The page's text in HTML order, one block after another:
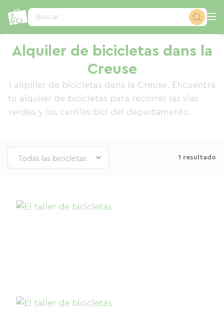
Buscar...
Alquiler de bicicletas dans la
Creuse
1 alquiler de bicicletas dans la Creuse. Encuentra
tu alquiler de bicicletas para recorrer las vías
verdes y los carriles bici del departamento.
1 resultado
Panel de gestión de cookies